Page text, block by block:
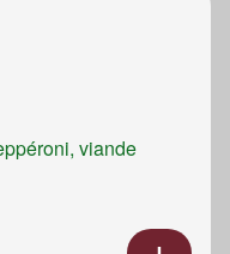
viande